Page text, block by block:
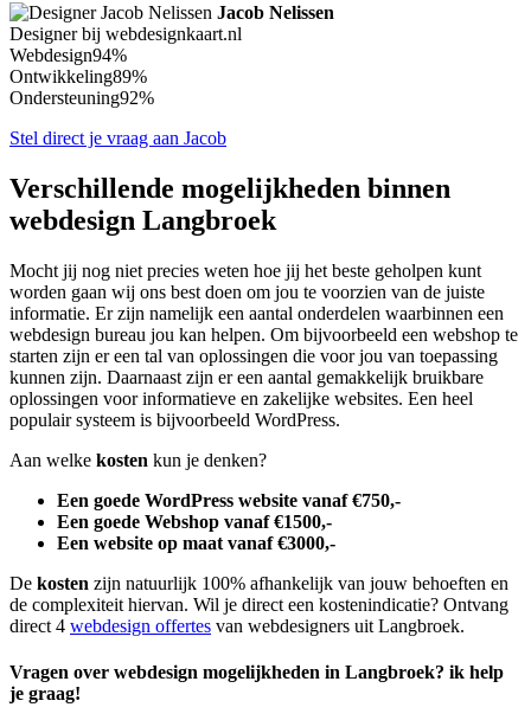
Jacob Nelissen
Designer bij webdesignkaart.nl
Webdesign94%
Ontwikkeling89%
Ondersteuning92%
Stel direct je vraag aan Jacob
Verschillende mogelijkheden binnen
webdesign Langbroek
Mocht jij nog niet precies weten hoe jij het beste geholpen kunt
worden gaan wij ons best doen om jou te voorzien van de juiste
informatie. Er zijn namelijk een aantal onderdelen waarbinnen een
webdesign bureau jou kan helpen. Om bijvoorbeeld een webshop te
starten zijn er een tal van oplossingen die voor jou van toepassing
kunnen zijn. Daarnaast zijn er een aantal gemakkelijk bruikbare
oplossingen voor informatieve en zakelijke websites. Een heel
populair systeem is bijvoorbeeld WordPress.
Aan welke kosten kun je denken?
Een goede WordPress website vanaf €750,-
Een goede Webshop vanaf €1500,-
Een website op maat vanaf €3000,-
De kosten zijn natuurlijk 100% afhankelijk van jouw behoeften en
de complexiteit hiervan. Wil je direct een kostenindicatie? Ontvang
direct 4 webdesign offertes van webdesigners uit Langbroek.
Vragen over webdesign mogelijkheden in Langbroek? ik help
je graag!